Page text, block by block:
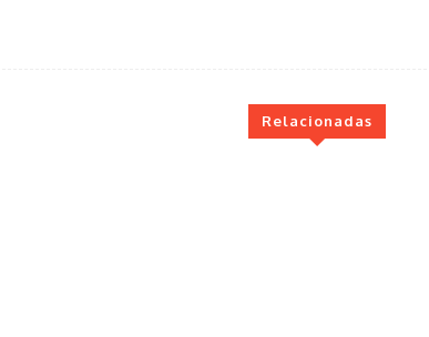
Relacionadas